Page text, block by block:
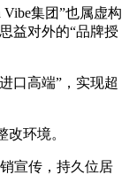
集团”也属虚构
益对外的“品牌授
口高端”，实现超
环境。
宣传，持久位居